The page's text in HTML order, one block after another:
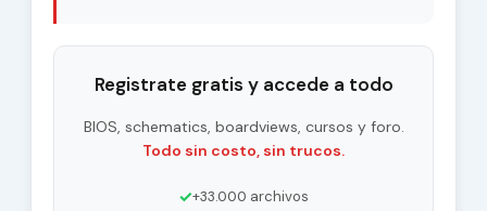
Registrate gratis y accede a todo
BIOS, schematics, boardviews, cursos y foro.
Todo sin costo, sin trucos.
✓+33.000 archivos